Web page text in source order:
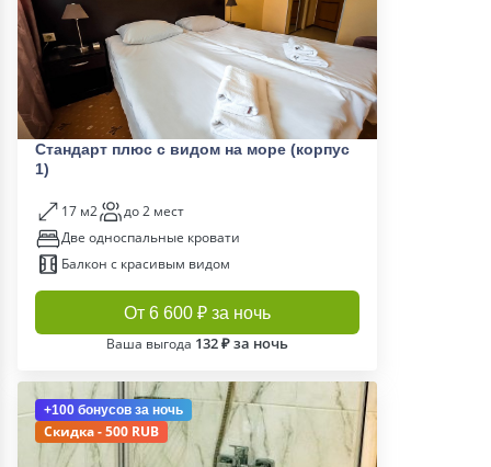
Стандарт плюс с видом на море (корпус
1)
17 м2
до 2 мест
Две односпальные кровати
Балкон с красивым видом
От 6 600 ₽ за ночь
Ваша выгода 132 ₽ за ночь
+100 бонусов за ночь
Скидка - 500 RUB